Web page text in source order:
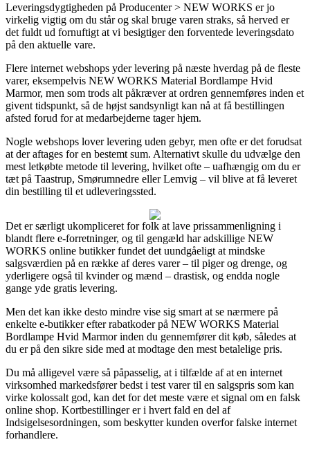
Leveringsdygtigheden på Producenter > NEW WORKS er jo
virkelig vigtig om du står og skal bruge varen straks, så herved er
det fuldt ud fornuftigt at vi besigtiger den forventede leveringsdato
på den aktuelle vare.
Flere internet webshops yder levering på næste hverdag på de fleste
varer, eksempelvis NEW WORKS Material Bordlampe Hvid
Marmor, men som trods alt påkræver at ordren gennemføres inden et
givent tidspunkt, så de højst sandsynligt kan nå at få bestillingen
afsted forud for at medarbejderne tager hjem.
Nogle webshops lover levering uden gebyr, men ofte er det forudsat
at der aftages for en bestemt sum. Alternativt skulle du udvælge den
mest letkøbte metode til levering, hvilket ofte – uafhængig om du er
tæt på Taastrup, Smørumnedre eller Lemvig – vil blive at få leveret
din bestilling til et udleveringssted.
Det er særligt ukompliceret for folk at lave prissammenligning i
blandt flere e-forretninger, og til gengæld har adskillige NEW
WORKS online butikker fundet det uundgåeligt at mindske
salgsværdien på en række af deres varer – til piger og drenge, og
yderligere også til kvinder og mænd – drastisk, og endda nogle
gange yde gratis levering.
Men det kan ikke desto mindre vise sig smart at se nærmere på
enkelte e-butikker efter rabatkoder på NEW WORKS Material
Bordlampe Hvid Marmor inden du gennemfører dit køb, således at
du er på den sikre side med at modtage den mest betalelige pris.
Du må alligevel være så påpasselig, at i tilfælde af at en internet
virksomhed markedsfører bedst i test varer til en salgspris som kan
virke kolossalt god, kan det for det meste være et signal om en falsk
online shop. Kortbestillinger er i hvert fald en del af
Indsigelsesordningen, som beskytter kunden overfor falske internet
forhandlere.